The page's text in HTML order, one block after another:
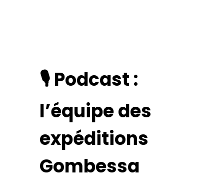
🎙️ Podcast :
l’équipe des
expéditions
Gombessa